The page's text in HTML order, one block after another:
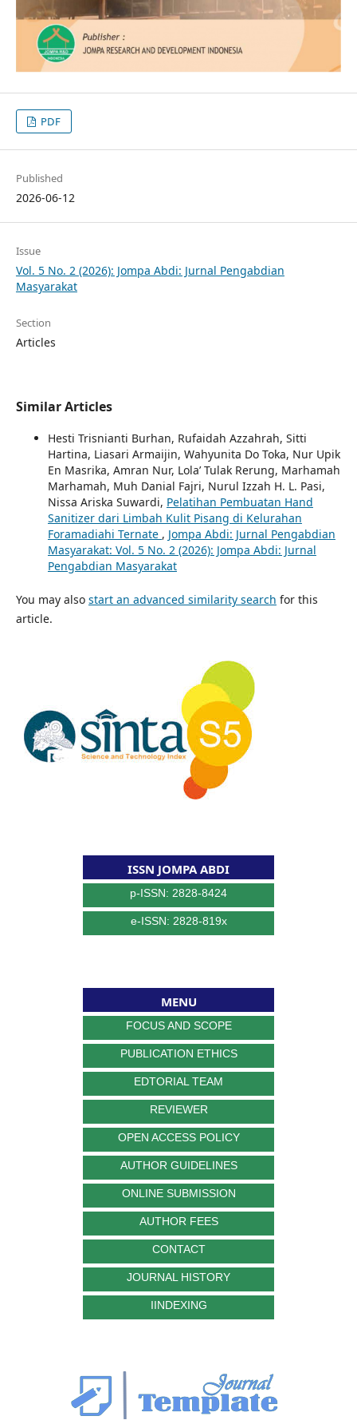
PDF
Published
2026-06-12
Issue
Vol. 5 No. 2 (2026): Jompa Abdi: Jurnal Pengabdian
Masyarakat
Section
Articles
Similar Articles
Hesti Trisnianti Burhan, Rufaidah Azzahrah, Sitti
Hartina, Liasari Armaijin, Wahyunita Do Toka, Nur Upik
En Masrika, Amran Nur, Lola’ Tulak Rerung, Marhamah
Marhamah, Muh Danial Fajri, Nurul Izzah H. L. Pasi,
Nissa Ariska Suwardi, Pelatihan Pembuatan Hand
Sanitizer dari Limbah Kulit Pisang di Kelurahan
Foramadiahi Ternate , Jompa Abdi: Jurnal Pengabdian
Masyarakat: Vol. 5 No. 2 (2026): Jompa Abdi: Jurnal
Pengabdian Masyarakat
You may also start an advanced similarity search for this
article.
ISSN JOMPA ABDI
p-ISSN: 2828-8424
e-ISSN: 2828-819x
MENU
FOCUS AND SCOPE
PUBLICATION ETHICS
EDTORIAL TEAM
REVIEWER
OPEN ACCESS POLICY
AUTHOR GUIDELINES
ONLINE SUBMISSION
AUTHOR FEES
CONTACT
JOURNAL HISTORY
IINDEXING